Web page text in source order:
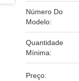
Número Do
Modelo:
Quantidade
Mínima:
Preço: